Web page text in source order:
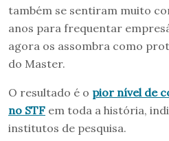
também se sentiram muito
anos para frequentar
agora os assombra como
do Master.
O resultado é o pior nível de
no STF em toda a história,
institutos de pesquisa.